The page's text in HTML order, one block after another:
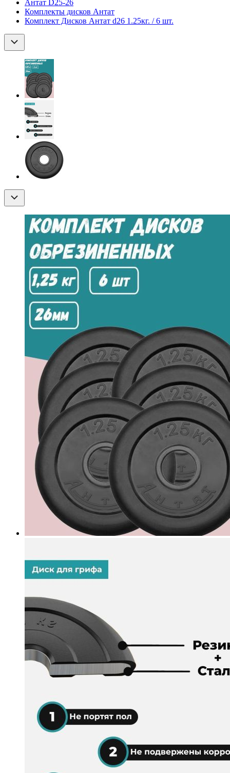
Антат D25-26
Комплекты дисков Антат
Комплект Дисков Антат d26 1.25кг. / 6 шт.